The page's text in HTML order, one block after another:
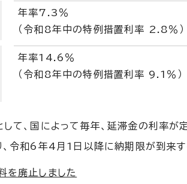
年率7.3％
（令和8年中の特例措置利率 2.8％）
年率14.6％
（令和8年中の特例措置利率 9.1％）
て、国によって毎年、延滞金の利率が
令和6年4月1日以降に納期限が到来す
を廃止しました